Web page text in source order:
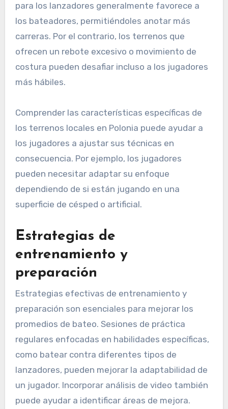
para los lanzadores generalmente favorece a
los bateadores, permitiéndoles anotar más
carreras. Por el contrario, los terrenos que
ofrecen un rebote excesivo o movimiento de
costura pueden desafiar incluso a los jugadores
más hábiles.
Comprender las características específicas de
los terrenos locales en Polonia puede ayudar a
los jugadores a ajustar sus técnicas en
consecuencia. Por ejemplo, los jugadores
pueden necesitar adaptar su enfoque
dependiendo de si están jugando en una
superficie de césped o artificial.
Estrategias de
entrenamiento y
preparación
Estrategias efectivas de entrenamiento y
preparación son esenciales para mejorar los
promedios de bateo. Sesiones de práctica
regulares enfocadas en habilidades específicas,
como batear contra diferentes tipos de
lanzadores, pueden mejorar la adaptabilidad de
un jugador. Incorporar análisis de video también
puede ayudar a identificar áreas de mejora.